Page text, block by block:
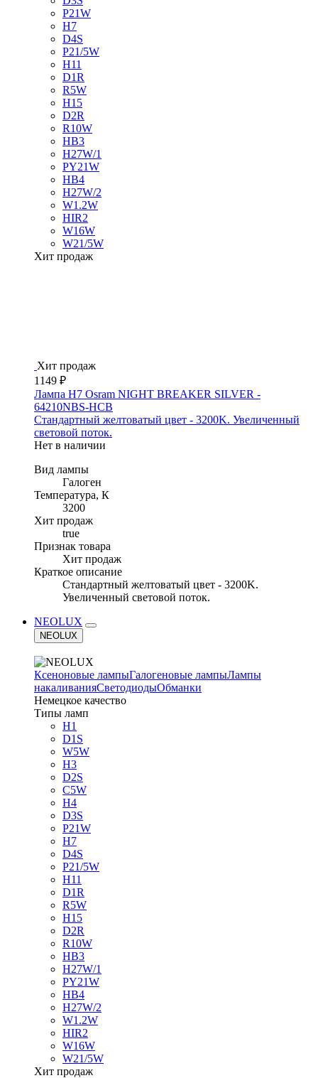
P21W
H7
D4S
P21/5W
H11
D1R
R5W
H15
D2R
R10W
HB3
H27W/1
PY21W
HB4
H27W/2
W1.2W
HIR2
W16W
W21/5W
Хит продаж
Хит продаж
1149 ₽
Лампа H7 Osram NIGHT BREAKER SILVER -
64210NBS-HCB
Стандартный желтоватый цвет - 3200K. Увеличенный
световой поток.
Нет в наличии
Вид лампы
Галоген
Температура, К
3200
Хит продаж
true
Признак товара
Хит продаж
Краткое описание
Стандартный желтоватый цвет - 3200K.
Увеличенный световой поток.
NEOLUX
NEOLUX
Ксеноновые лампыГалогеновые лампыЛампы
накаливанияСветодиодыОбманки
Немецкое качество
Типы ламп
H1
D1S
W5W
H3
D2S
C5W
H4
D3S
P21W
H7
D4S
P21/5W
H11
D1R
R5W
H15
D2R
R10W
HB3
H27W/1
PY21W
HB4
H27W/2
W1.2W
HIR2
W16W
W21/5W
Хит продаж